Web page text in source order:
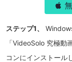
ステップ1、
「VideoSolo 究極動
コンにインストール